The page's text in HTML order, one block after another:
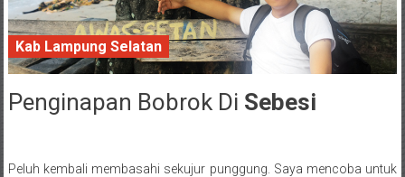
Kab Lampung Selatan
21 February 2017
Penginapan Bobrok Di Sebesi
Posted By: wirawan
Peluh kembali membasahi sekujur punggung. Saya mencoba untuk